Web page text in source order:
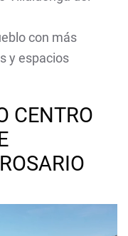
con más
y espacios
CENTRO